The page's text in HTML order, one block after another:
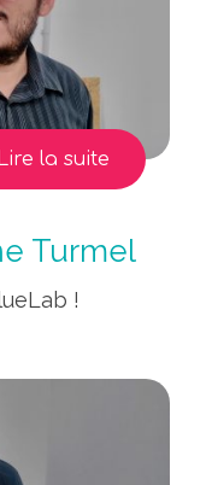
Lire la suite
Turmel
!